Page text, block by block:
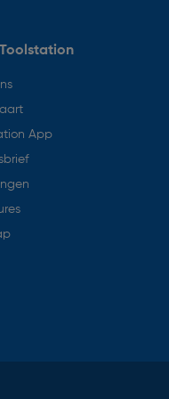
App